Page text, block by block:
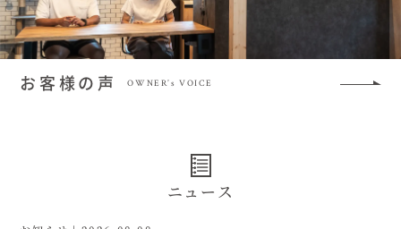
お客様の声 OWNER’s VOICE
ニュース